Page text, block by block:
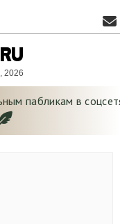
2026
пабликам в